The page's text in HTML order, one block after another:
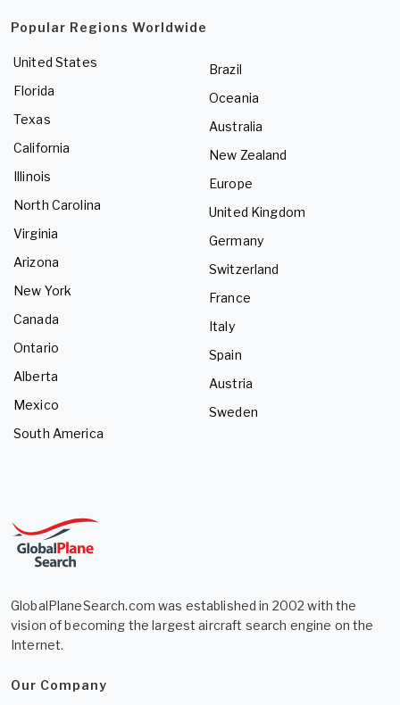
Popular Regions Worldwide
United States
Florida
Texas
California
Illinois
North Carolina
Virginia
Arizona
New York
Canada
Ontario
Alberta
Mexico
South America
Brazil
Oceania
Australia
New Zealand
Europe
United Kingdom
Germany
Switzerland
France
Italy
Spain
Austria
Sweden
GlobalPlaneSearch.com was established in 2002 with the
vision of becoming the largest aircraft search engine on the
Internet.
Our Company